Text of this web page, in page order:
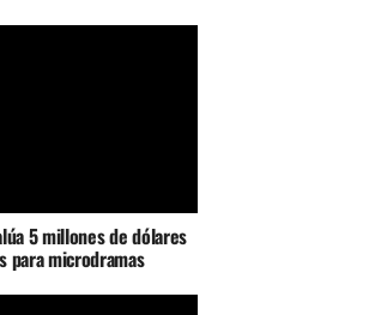
5 millones de dólares
para microdramas